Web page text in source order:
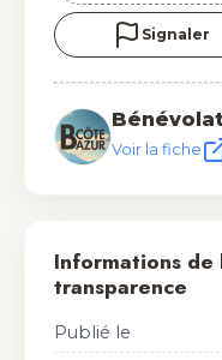
Signaler
Voir la fiche
Informations
transparence
Publié le